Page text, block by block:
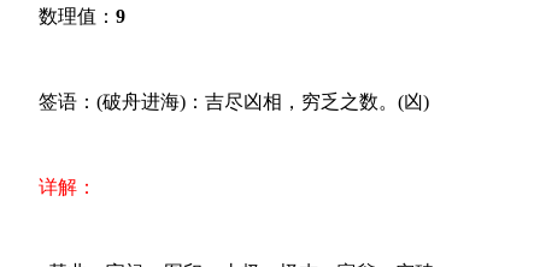
数理值： 9
签语：(破舟进海)：吉尽凶相，穷乏之数。(凶)
详解：